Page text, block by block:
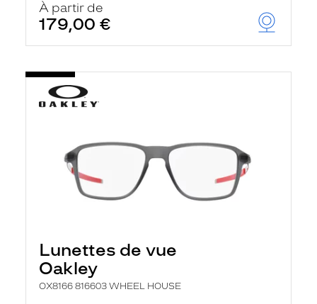
À partir de
179,00 €
Lunettes de vue
Oakley
OX8166 816603 WHEEL HOUSE